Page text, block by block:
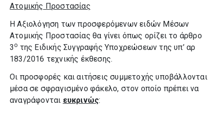
Ατομικής Προστασίας
Η Αξιολόγηση των προσφερόμενων ειδών Μέσων
Ατομικής Προστασίας θα γίνει όπως ορίζει το άρθρο
3 ο της Ειδικής Συγγραφής Υποχρεώσεων της υπ’ αρ
183/2016 τεχνικής έκθεσης.
Οι προσφορές και αιτήσεις συμμετοχής υποβάλλονται
μέσα σε σφραγισμένο φάκελο, στον οποίο πρέπει να
αναγράφονται ευκρινώς: